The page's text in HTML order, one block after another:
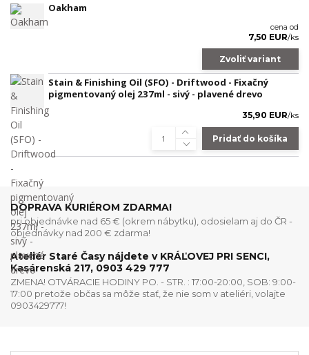
Oakham
cena od
7,50 EUR/ks
Zvoliť variant
Stain & Finishing Oil (SFO) - Driftwood - Fixačný
pigmentovaný olej 237ml - sivý - plavené drevo
35,90 EUR/ks
Pridať do košíka
DOPRAVA KURIÉROM ZDARMA!
pri objednávke nad 65 € (okrem nábytku), odosielam aj do ČR -
objednávky nad 200 € zdarma!
Ateliér Staré Časy nájdete v KRÁĽOVEJ PRI SENCI,
Kasárenská 217, 0903 429 777
ZMENA! OTVÁRACIE HODINY PO. - STR. : 17:00-20:00, SOB: 9:00-
17:00 pretože občas sa môže stať, že nie som v ateliéri, volajte
0903429777!